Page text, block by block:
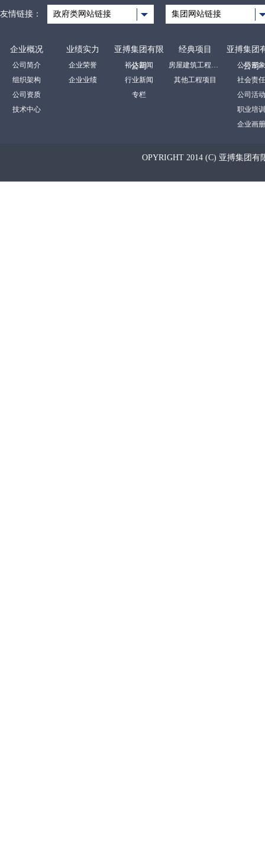
友情链接： 政府类网站链接 集团网站链接
企业概况
公司简介
组织架构
公司资质
技术中心
业绩实力
企业荣誉
企业业绩
亚搏集团有限
公司
裕达新闻
行业新闻
专栏
经典项目
房屋建筑工程项目
其他工程项目
亚搏集团
公司
公司形象
社会责任
公司活动
职业培训
企业画册
OPYRIGHT 2014 (C) 亚搏集团有